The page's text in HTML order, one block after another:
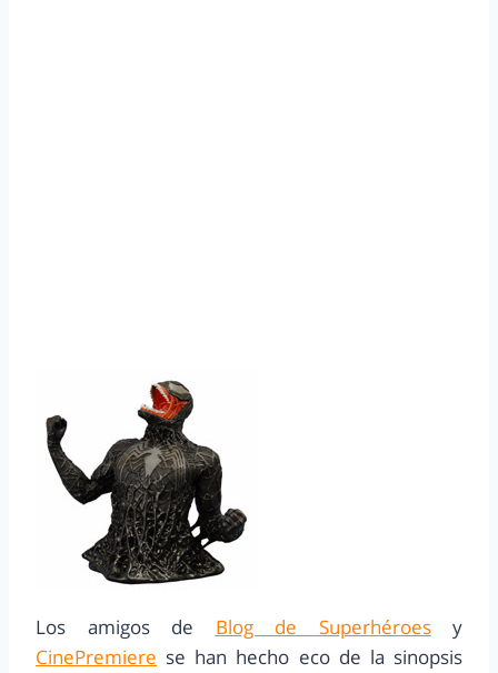
Los amigos de Blog de Superhéroesy
CinePremiere se han hecho eco de la sinopsis